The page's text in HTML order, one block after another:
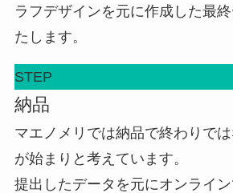
ラフデザインを元に作成した最
たします。
STEP
納品
マエノメリでは納品で終わりで
が始まりと考えています。
提出したデータを元にオンライ